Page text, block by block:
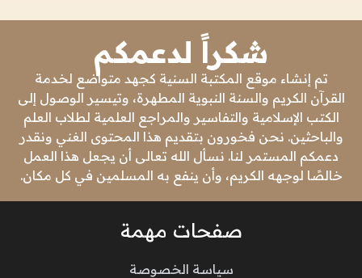
شكراً لدعمكم
تم إنشاء موقع المكتبة السنية كجهد متواضع لخدمة
القرآن الكريم والسنة النبوية المطهرة، وتيسير الوصول إلى
الكتب الإسلامية والتفاسير والمراجع العلمية لطلاب العلم
والباحثين. نحن فخورون بتقديم هذا المحتوى الغني ونقدر
دعمكم المستمر لنا. نسأل الله تعالى أن يجعل هذا العمل
خالصًا لوجهه الكريم، وأن ينفع به المسلمين في كل مكان.
صفحات مهمة
سياسة الخصوصة